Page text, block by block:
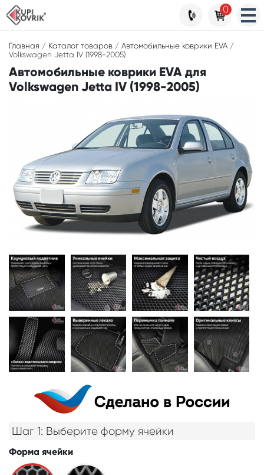
Главная / Каталог товаров / Автомобильные коврики EVA /
Volkswagen Jetta IV (1998-2005)
Автомобильные коврики EVA для
Volkswagen Jetta IV (1998-2005)
Шаг 1: Выберите форму ячейки
Форма ячейки
0